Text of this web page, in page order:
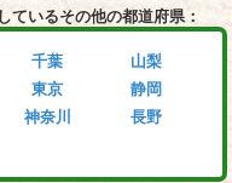
ているその他の都道府県：
千葉
東京
神奈川
山梨
静岡
長野